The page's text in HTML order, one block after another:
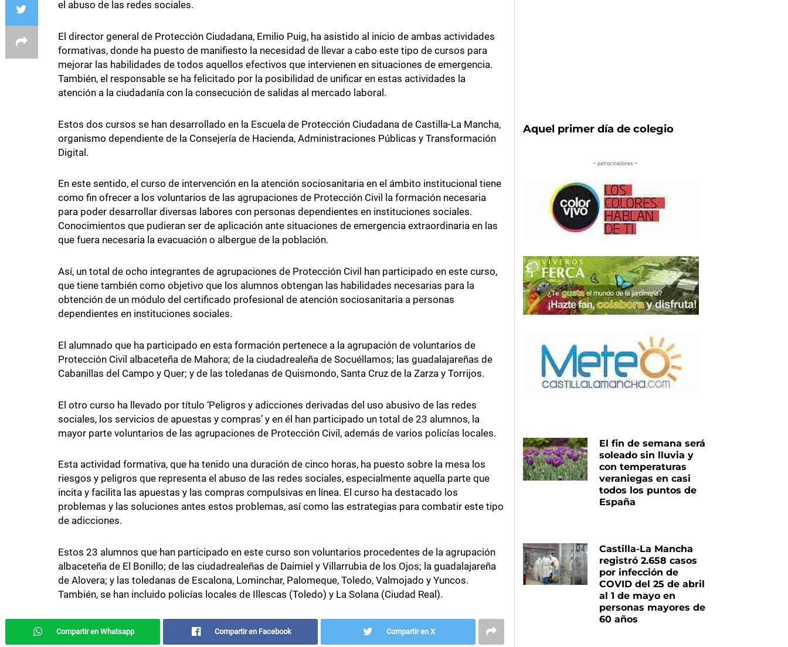
el abuso de las redes sociales.
El director general de Protección Ciudadana, Emilio Puig, ha asistido al inicio de ambas actividades
formativas, donde ha puesto de manifiesto la necesidad de llevar a cabo este tipo de cursos para
mejorar las habilidades de todos aquellos efectivos que intervienen en situaciones de emergencia.
También, el responsable se ha felicitado por la posibilidad de unificar en estas actividades la
atención a la ciudadanía con la consecución de salidas al mercado laboral.
Estos dos cursos se han desarrollado en la Escuela de Protección Ciudadana de Castilla-La Mancha,
organismo dependiente de la Consejería de Hacienda, Administraciones Públicas y Transformación
Digital.
En este sentido, el curso de intervención en la atención sociosanitaria en el ámbito institucional tiene
como fin ofrecer a los voluntarios de las agrupaciones de Protección Civil la formación necesaria
para poder desarrollar diversas labores con personas dependientes en instituciones sociales.
Conocimientos que pudieran ser de aplicación ante situaciones de emergencia extraordinaria en las
que fuera necesaria la evacuación o albergue de la población.
Así, un total de ocho integrantes de agrupaciones de Protección Civil han participado en este curso,
que tiene también como objetivo que los alumnos obtengan las habilidades necesarias para la
obtención de un módulo del certificado profesional de atención sociosanitaria a personas
dependientes en instituciones sociales.
El alumnado que ha participado en esta formación pertenece a la agrupación de voluntarios de
Protección Civil albaceteña de Mahora; de la ciudadrealeña de Socuéllamos; las guadalajareñas de
Cabanillas del Campo y Quer; y de las toledanas de Quismondo, Santa Cruz de la Zarza y Torrijos.
El otro curso ha llevado por título ‘Peligros y adicciones derivadas del uso abusivo de las redes
sociales, los servicios de apuestas y compras’ y en él han participado un total de 23 alumnos, la
mayor parte voluntarios de las agrupaciones de Protección Civil, además de varios policías locales.
Esta actividad formativa, que ha tenido una duración de cinco horas, ha puesto sobre la mesa los
riesgos y peligros que representa el abuso de las redes sociales, especialmente aquella parte que
incita y facilita las apuestas y las compras compulsivas en línea. El curso ha destacado los
problemas y las soluciones antes estos problemas, así como las estrategias para combatir este tipo
de adicciones.
Estos 23 alumnos que han participado en este curso son voluntarios procedentes de la agrupación
albaceteña de El Bonillo; de las ciudadrealeñas de Daimiel y Villarrubia de los Ojos; la guadalajareña
de Alovera; y las toledanas de Escalona, Lominchar, Palomeque, Toledo, Valmojado y Yuncos.
También, se han incluido policías locales de Illescas (Toledo) y La Solana (Ciudad Real).
Compartir en Whatsapp Compartir en Facebook Compartir en X
Aquel primer día de colegio
– patrocinadores –
El fin de semana será
soleado sin lluvia y
con temperaturas
veraniegas en casi
todos los puntos de
España
Castilla-La Mancha
registró 2.658 casos
por infección de
COVID del 25 de abril
al 1 de mayo en
personas mayores de
60 años